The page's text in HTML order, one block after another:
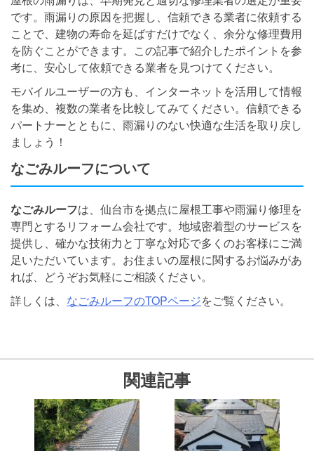
です。雨漏りの原因を把握し、信頼できる業者に依頼する
ことで、建物の寿命を延ばすだけでなく、余分な修理費用
を防ぐことができます。この記事で紹介したポイントを参
考に、安心して依頼できる業者を見つけてください。
モバイルユーザーの方も、インターネットを活用して情報
を集め、複数の業者を比較してみてください。信頼できる
パートナーとともに、雨漏りのない快適な生活を取り戻し
ましょう！
なごみルーフについて
なごみルーフは、仙台市を拠点に屋根工事や雨漏り修理を
専門とするリフォーム会社です。地域密着型のサービスを
提供し、確かな技術力と丁寧な対応で多くのお客様にご満
足いただいています。お住まいの屋根に関するお悩みがあ
れば、どうぞお気軽にご相談ください。
詳しくは、 なごみルーフのTOPページをご覧ください。
関連記事